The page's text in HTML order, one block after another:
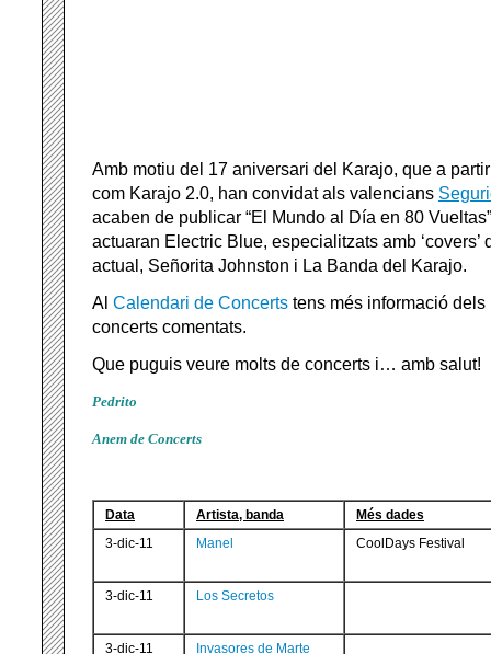
Amb motiu del 17 aniversari del Karajo, que a partir
com Karajo 2.0, han convidat als valencians
acaben de publicar “El Mundo al Día en 80
actuaran Electric Blue, especialitzats amb ‘covers’
actual, Señorita Johnston i La Banda del Karajo.
Al Calendari de Concerts tens més informació
concerts comentats.
Que puguis veure molts de concerts i… amb salut!
Pedrito
Anem de Concerts
Data Artista, banda
Més dades
3-dic-11
Manel CoolDays Festival
3-dic-11 Los Secretos
3-dic-11 Invasores de Marte